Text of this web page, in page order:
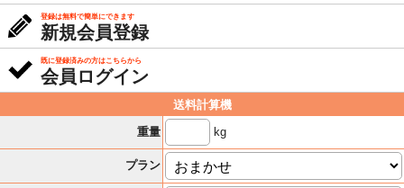
登録は無料で簡単にできます
新規会員登録
既に登録済みの方はこちらから
会員ログイン
送料計算機
重量
kg
プラン